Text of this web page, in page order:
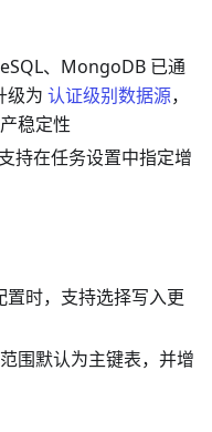
、MongoDB 已通
级为 认证级别数据源，
稳定性
持在任务设置中指定增
时，支持选择写入更
围默认为主键表，并增